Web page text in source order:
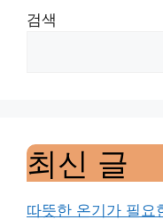
검색
최신 글
따뜻한 온기가 필요